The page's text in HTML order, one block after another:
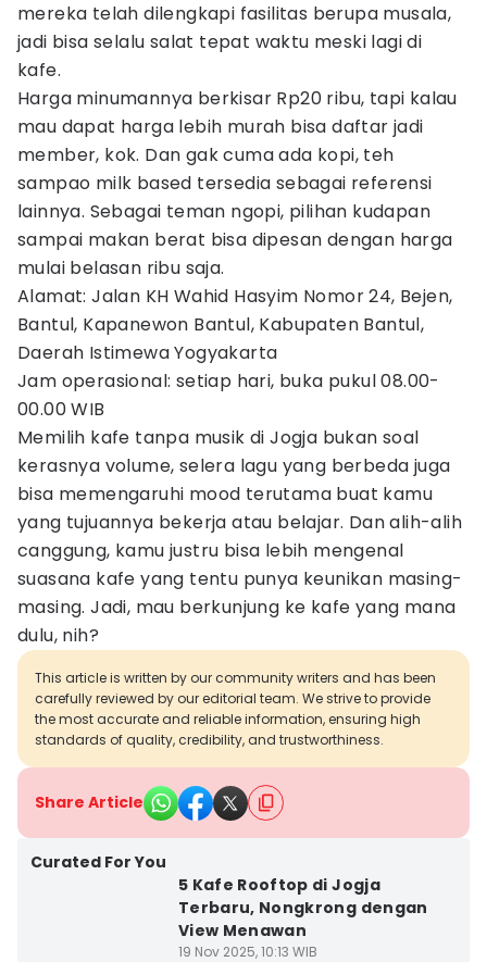
mereka telah dilengkapi fasilitas berupa musala,
jadi bisa selalu salat tepat waktu meski lagi di
kafe.
Harga minumannya berkisar Rp20 ribu, tapi kalau
mau dapat harga lebih murah bisa daftar jadi
member, kok. Dan gak cuma ada kopi, teh
sampao milk based tersedia sebagai referensi
lainnya. Sebagai teman ngopi, pilihan kudapan
sampai makan berat bisa dipesan dengan harga
mulai belasan ribu saja.
Alamat: Jalan KH Wahid Hasyim Nomor 24, Bejen,
Bantul, Kapanewon Bantul, Kabupaten Bantul,
Daerah Istimewa Yogyakarta
Jam operasional: setiap hari, buka pukul 08.00-
00.00 WIB
Memilih kafe tanpa musik di Jogja bukan soal
kerasnya volume, selera lagu yang berbeda juga
bisa memengaruhi mood terutama buat kamu
yang tujuannya bekerja atau belajar. Dan alih-alih
canggung, kamu justru bisa lebih mengenal
suasana kafe yang tentu punya keunikan masing-
masing. Jadi, mau berkunjung ke kafe yang mana
dulu, nih?
This article is written by our community writers and has been
carefully reviewed by our editorial team. We strive to provide
the most accurate and reliable information, ensuring high
standards of quality, credibility, and trustworthiness.
Share Article
Curated For You
5 Kafe Rooftop di Jogja
Terbaru, Nongkrong dengan
View Menawan
19 Nov 2025, 10:13 WIB